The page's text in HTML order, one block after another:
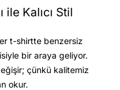
Kalıcı Stil
t-shirtte benzersiz
bir araya geliyor.
çünkü kalitemiz
okur.